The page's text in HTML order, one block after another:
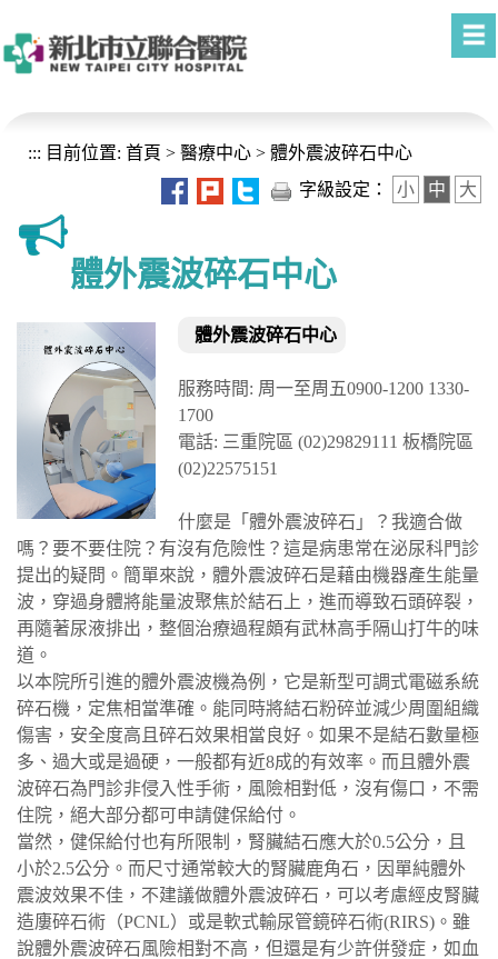
::: 目前位置: 首頁 > 醫療中心 > 體外震波碎石中心
字級設定：
小 中 大
體外震波碎石中心
體外震波碎石中心
服務時間: 周一至周五0900-1200 1330-
1700
電話: 三重院區 (02)29829111 板橋院區
(02)22575151
什麼是「體外震波碎石」？我適合做
嗎？要不要住院？有沒有危險性？這是病患常在泌尿科門診
提出的疑問。簡單來說，體外震波碎石是藉由機器產生能量
波，穿過身體將能量波聚焦於結石上，進而導致石頭碎裂，
再隨著尿液排出，整個治療過程頗有武林高手隔山打牛的味
道。
以本院所引進的體外震波機為例，它是新型可調式電磁系統
碎石機，定焦相當準確。能同時將結石粉碎並減少周圍組織
傷害，安全度高且碎石效果相當良好。如果不是結石數量極
多、過大或是過硬，一般都有近8成的有效率。而且體外震
波碎石為門診非侵入性手術，風險相對低，沒有傷口，不需
住院，絕大部分都可申請健保給付。
當然，健保給付也有所限制，腎臟結石應大於0.5公分，且
小於2.5公分。而尺寸通常較大的腎臟鹿角石，因單純體外
震波效果不佳，不建議做體外震波碎石，可以考慮經皮腎臟
造廔碎石術（PCNL）或是軟式輸尿管鏡碎石術(RIRS)。雖
說體外震波碎石風險相對不高，但還是有少許併發症，如血